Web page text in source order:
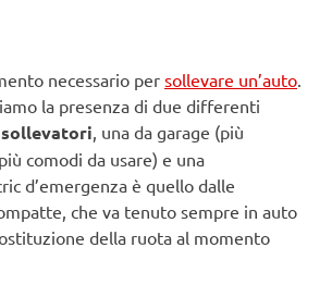
necessario per sollevare un’auto.
la presenza di due differenti
, una da garage (più
comodi da usare) e una
d’emergenza è quello dalle
che va tenuto sempre in auto
della ruota al momento